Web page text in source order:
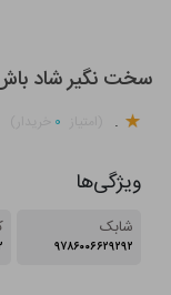
سخت نگیر شاد
. ۰
ویژگی‌ها
شابک
۹۷۸۶۰۰۶۶۲۹۲۹۲